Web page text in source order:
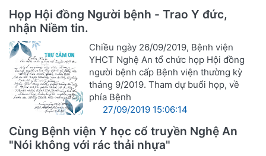
Họp Hội đồng Người bệnh - Trao Y đức,
nhận Niềm tin.
Chiều ngày 26/09/2019, Bệnh viện
YHCT Nghệ An tổ chức họp Hội đồng
người bệnh cấp Bệnh viện thường kỳ
tháng 9/2019. Tham dự buổi họp, về
phía Bệnh
27/09/2019 15:06:14
Cùng Bệnh viện Y học cổ truyền Nghệ An
"Nói không với rác thải nhựa"